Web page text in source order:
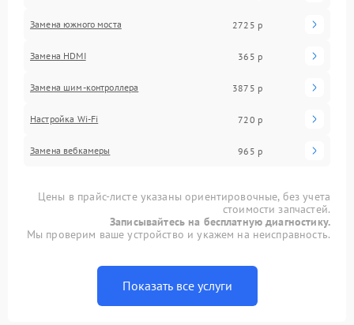
Замена южного моста 2725 р
Замена HDMI 365 р
Замена шим-контроллера 3875 р
Настройка Wi-Fi 720 р
Замена вебкамеры 965 р
Цены в прайс-листе указаны ориентировочные, без учета
стоимости запчастей.
Записывайтесь на бесплатную диагностику.
Мы проверим ваше устройство и укажем на неисправность.
Показать все услуги